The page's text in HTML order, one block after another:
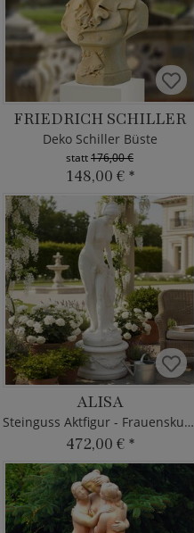
FRIEDRICH SCHILLER
Deko Schiller Büste
statt176,00 €
148,00 € *
ALISA
Steinguss Aktfigur - Frauenskulptur
472,00 € *